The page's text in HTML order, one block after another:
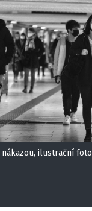
ilustrační foto